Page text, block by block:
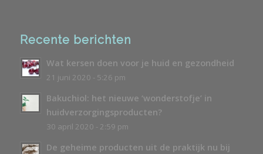
Recente berichten
Wat kersen doen voor je huid en gezondheid
21 juni 2020 - 5:26 pm
Bakuchiol: het nieuwe ‘wonderstofje’ in
huidverzorgingsproducten?
30 april 2020 - 2:59 pm
De geheime producten uit de praktijk nu bij